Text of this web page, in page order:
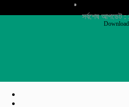
সর্বশেষ আপডেট :